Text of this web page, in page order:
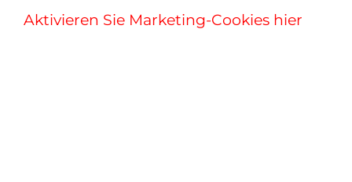
Aktivieren Sie Marketing-Cookies hier